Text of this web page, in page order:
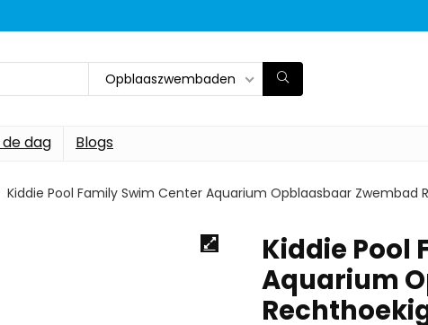
Opblaaszwembaden
dag Blogs
Kiddie Pool Family Swim Center Aquarium Opblaasbaar Zwembad
Kiddie Pool
Aquarium